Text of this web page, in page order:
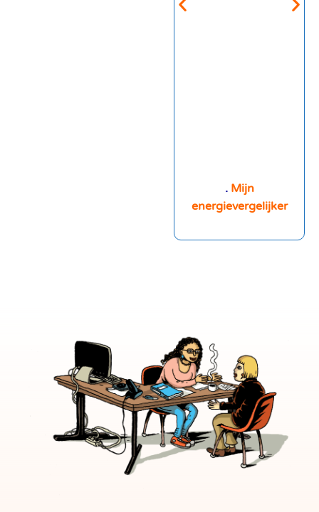
. Mijn
energievergelijker